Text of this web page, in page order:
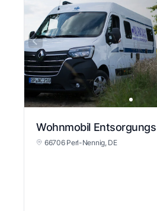
66706 Perl-Nennig, DE